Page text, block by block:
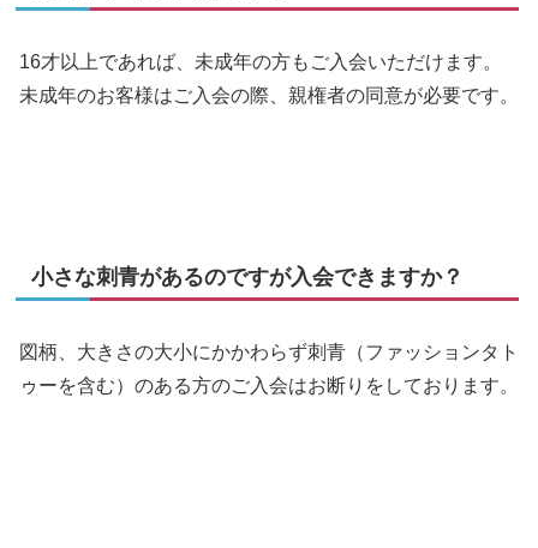
16才以上であれば、未成年の方もご入会いただけます。
未成年のお客様はご入会の際、親権者の同意が必要です。
小さな刺青があるのですが入会できますか？
図柄、大きさの大小にかかわらず刺青（ファッションタト
ゥーを含む）のある方のご入会はお断りをしております。